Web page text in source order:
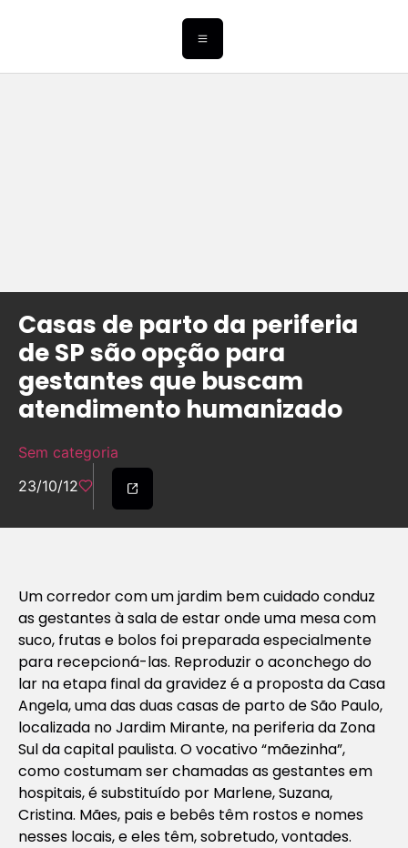
Casas de parto da periferia
de SP são opção para
gestantes que buscam
atendimento humanizado
Sem categoria
23/10/12
Um corredor com um jardim bem cuidado conduz
as gestantes à sala de estar onde uma mesa com
suco, frutas e bolos foi preparada especialmente
para recepcioná-las. Reproduzir o aconchego do
lar na etapa final da gravidez é a proposta da Casa
Angela, uma das duas casas de parto de São Paulo,
localizada no Jardim Mirante, na periferia da Zona
Sul da capital paulista. O vocativo “mãezinha”,
como costumam ser chamadas as gestantes em
hospitais, é substituído por Marlene, Suzana,
Cristina. Mães, pais e bebês têm rostos e nomes
nesses locais, e eles têm, sobretudo, vontades.